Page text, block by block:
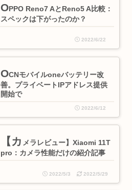
OPPO Reno7 AとReno5 A比較：
スペックは下がったのか？
2022/6/22
OCNモバイルoneバッテリー改
善。プライベートIPアドレス提供
開始で
2022/6/12
【カ メラレビュー】Xiaomi 11T
pro：カメラ性能だけの紹介記事
2022/5/3 2022/5/29